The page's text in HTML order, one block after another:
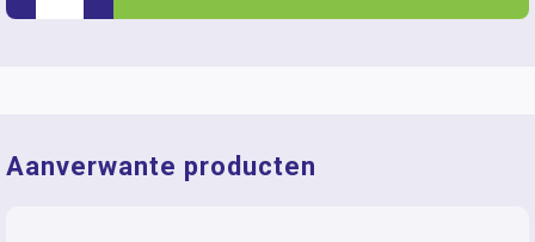
Aanverwante producten